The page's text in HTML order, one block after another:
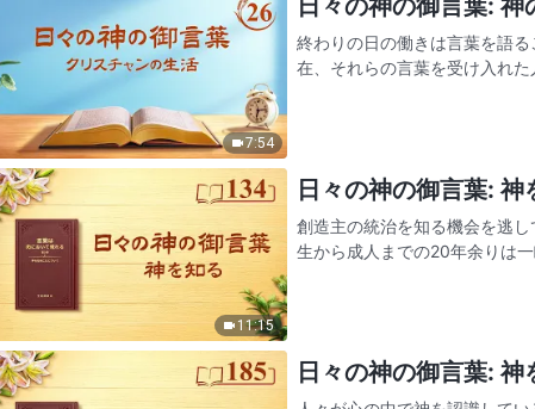
7:54
日々の神の御言葉:
終わりの日の働きは言葉を語
在、それらの言葉を受け入れ
11:15
日々の神の御言葉:
創造主の統治を知る機会を逃してはならない 人生を構成する数十
生から成人までの20年余りは
日々の神の御言葉: